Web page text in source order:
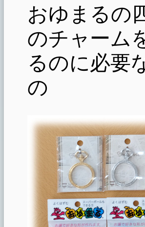
おゆまるの
のチャーム
るのに必要
の